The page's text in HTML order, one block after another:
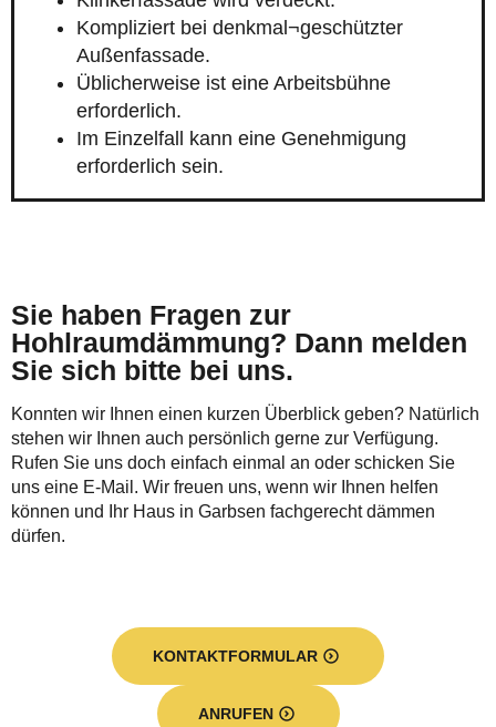
Kompliziert bei denkmal¬geschützter
Außenfassade.
Üblicherweise ist eine Arbeitsbühne
erforderlich.
Im Einzelfall kann eine Genehmigung
erforderlich sein.
Sie haben Fragen zur
Hohlraumdämmung? Dann melden
Sie sich bitte bei uns.
Konnten wir Ihnen einen kurzen Überblick geben? Natürlich
stehen wir Ihnen auch persönlich gerne zur Verfügung.
Rufen Sie uns doch einfach einmal an oder schicken Sie
uns eine E-Mail. Wir freuen uns, wenn wir Ihnen helfen
können und Ihr Haus in Garbsen fachgerecht dämmen
dürfen.
KONTAKTFORMULAR
ANRUFEN